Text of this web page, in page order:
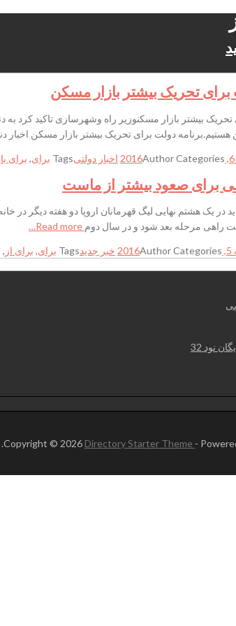
برای تحریک بیشتر بازار مسکن
تحریک بیشتر بازار مسکنوزیر راه وشهرسازی تاکید کرد
هستیم.برنامه دولت برای تحریک بیشتر بازار مسکن اخبار
AuthorCategories اخبار دولتیTags برای, برای
صعود بیشتر از ماست
در یک هشتم نهایی لیگ قهرمانان اروپا دو هفته دیگر در
راهی مرحله بعد شود و در سال دوم
AuthorCategories خبر جدیدTags برای, برای از ,
نود 32
Copyright © 2026 Directory Starter Theme -
.